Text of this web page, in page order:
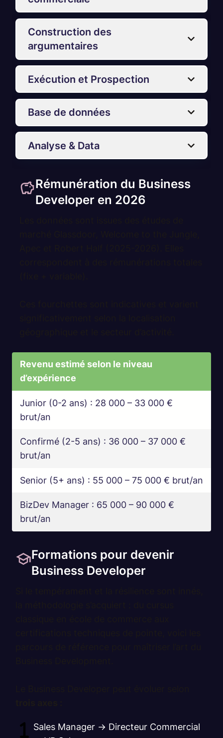
Construction des
argumentaires
Exécution et Prospection
Base de données
Analyse & Data
Rémunération du Business
Developer en 2026
Revenu estimé selon le niveau
d’expérience
Junior (0-2 ans) : 28 000 – 33 000 €
brut/an
Confirmé (2-5 ans) : 36 000 – 37 000 €
brut/an
Senior (5+ ans) : 55 000 – 75 000 € brut/an
BizDev Manager : 65 000 – 90 000 €
brut/an
Formations pour devenir
Business Developer
Sales Manager → Directeur Commercial